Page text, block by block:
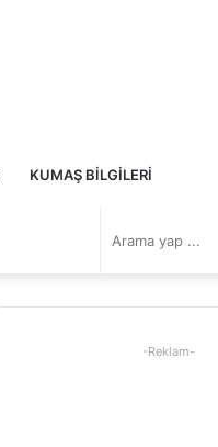
KUMAŞ BILGILERI
-Reklam-